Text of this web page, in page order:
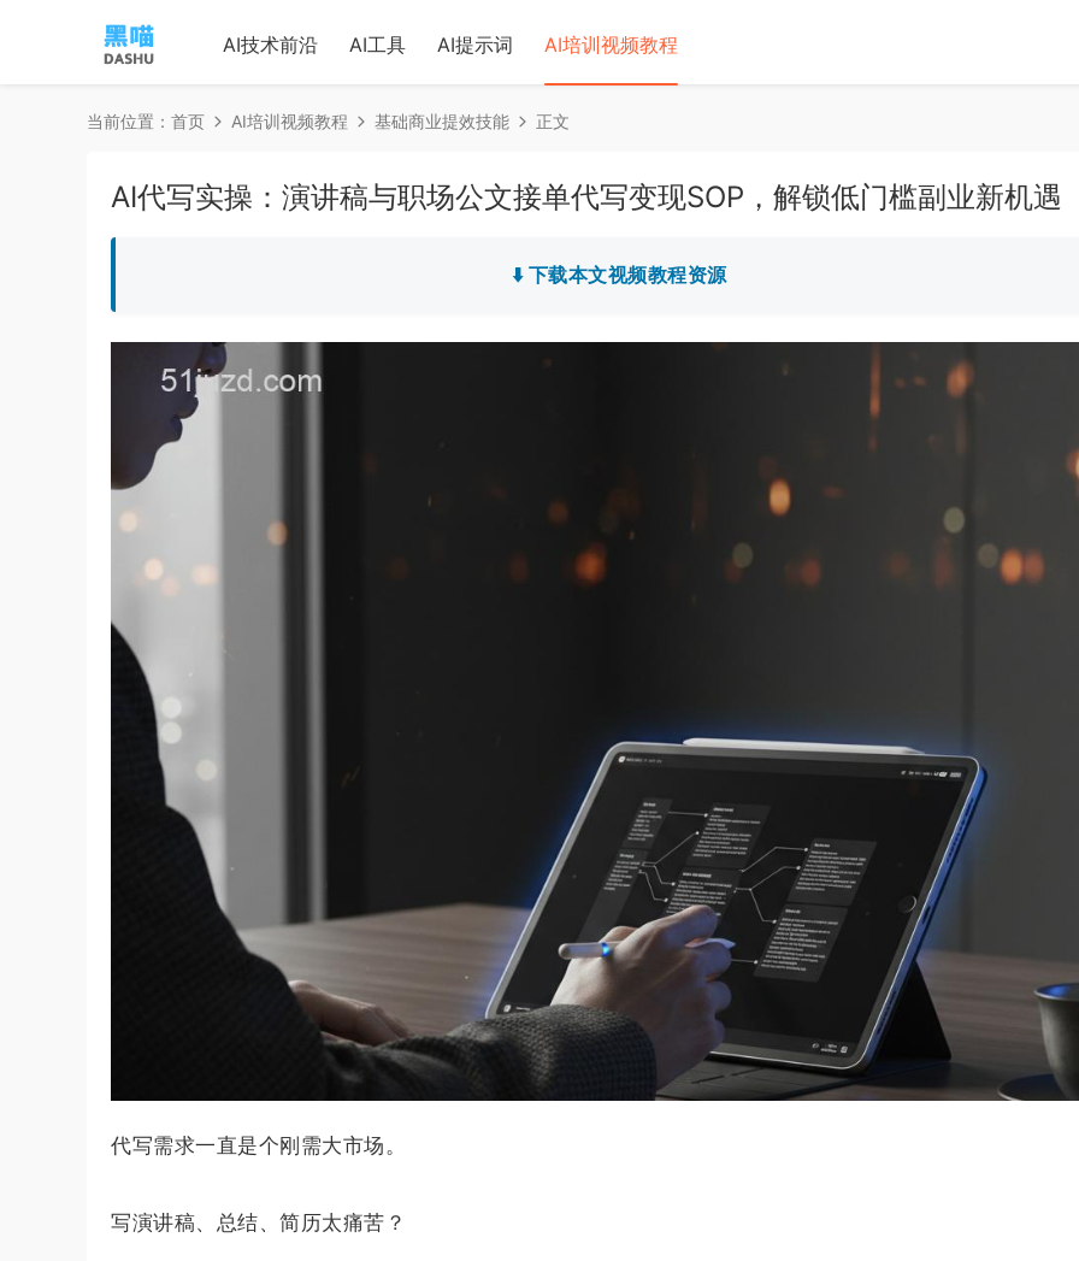
AI技术前沿 AI工具 AI提示词 AI培训视频教程
当前位置： 首页 AI培训视频教程 基础商业提效技能 正文
AI代写实操：演讲稿与职场公文接单代写变现SOP，解锁低门槛副业新机遇
⬇️ 下载本文视频教程资源
代写需求一直是个刚需大市场。
写演讲稿、总结、简历太痛苦？